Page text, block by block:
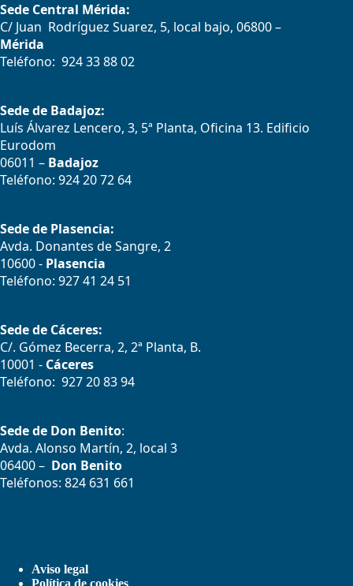
Sede Central Mérida:
C/ Juan Rodríguez Suarez, 5, local bajo, 06800 –
Mérida
Teléfono: 924 33 88 02
Sede de Badajoz:
Luís Álvarez Lencero, 3, 5ª Planta, Oficina 13. Edificio
Eurodom
06011 – Badajoz
Teléfono: 924 20 72 64
Sede de Plasencia:
Avda. Donantes de Sangre, 2
10600 - Plasencia
Teléfono: 927 41 24 51
Sede de Cáceres:
C/. Gómez Becerra, 2, 2ª Planta, B.
10001 - Cáceres
Teléfono: 927 20 83 94
Sede de Don Benito:
Avda. Alonso Martín, 2, local 3
06400 – Don Benito
Teléfonos: 824 631 661
Aviso legal